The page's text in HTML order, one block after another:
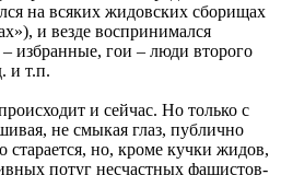
на всяких жидовских сборищах
и везде воспринимался
избранные, гои – люди второго
и т.п.
и сейчас. Но только с
не смыкая глаз, публично
старается, но, кроме кучки жидов,
потуг несчастных фашистов-